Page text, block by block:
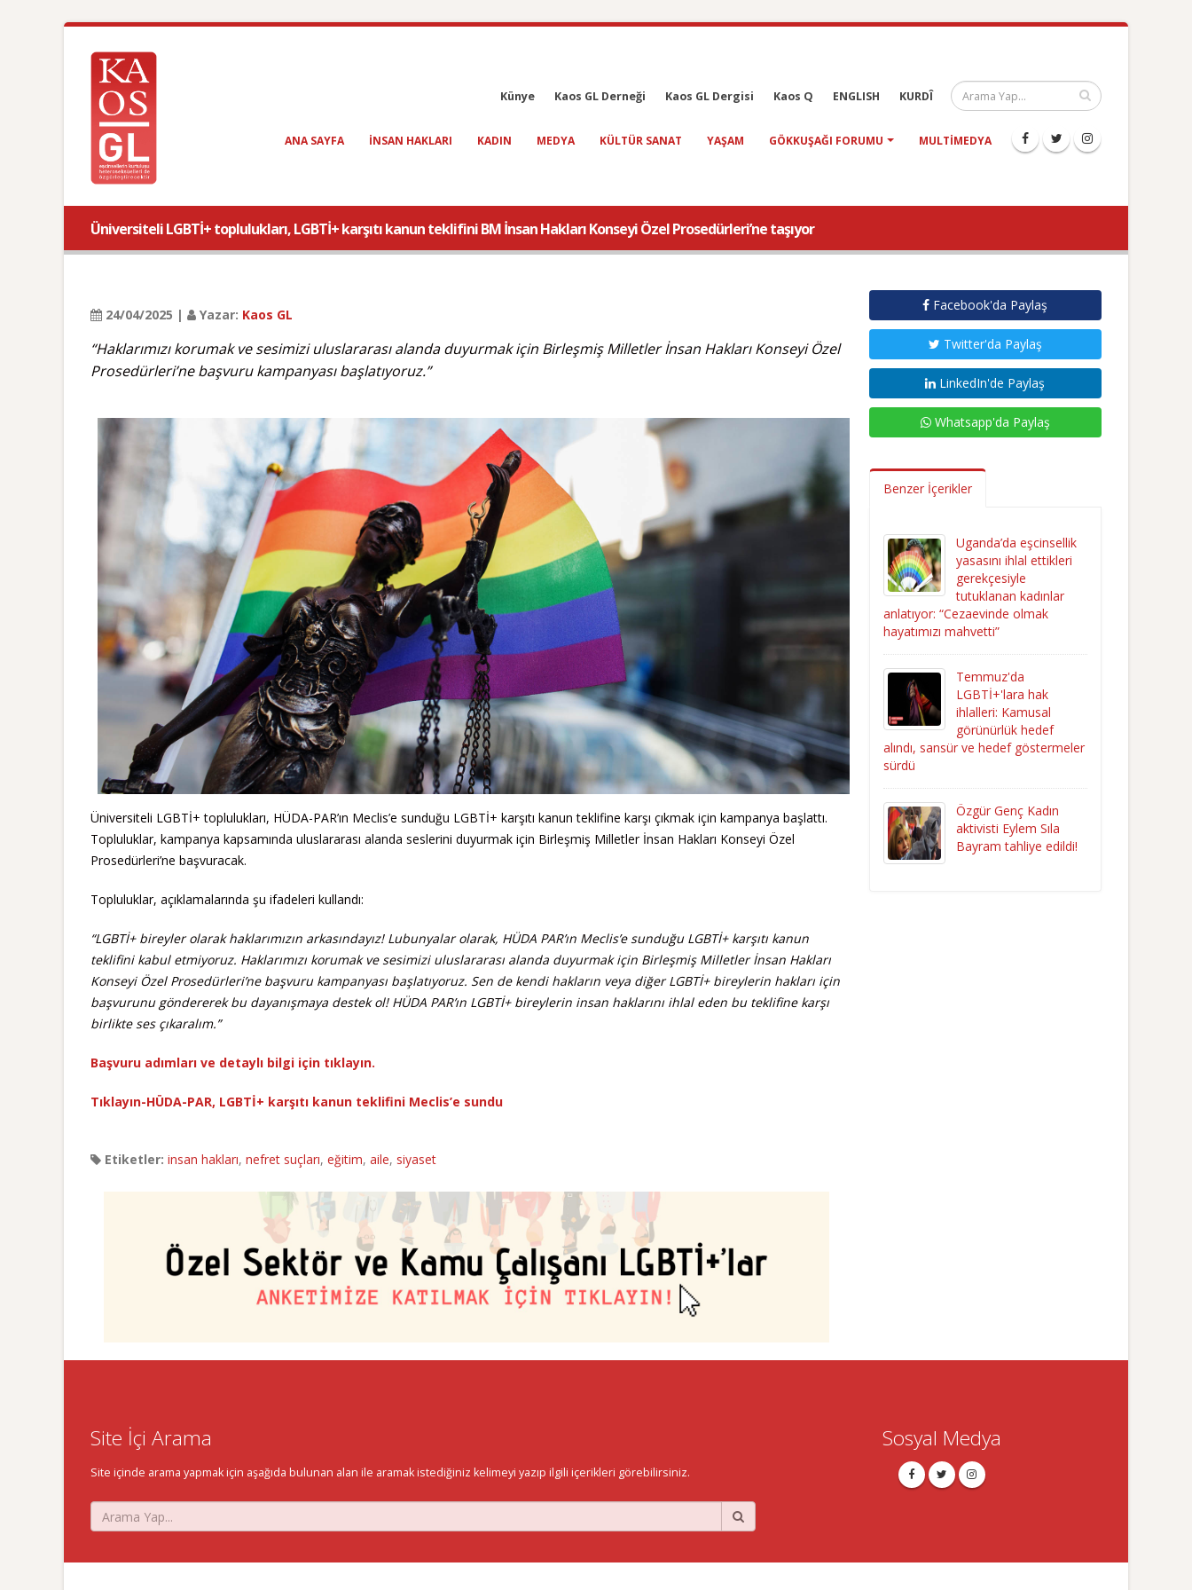
Künye Kaos GL Derneği Kaos GL Dergisi Kaos Q ENGLISH KURDÎ
ANA SAYFA INSAN HAKLARI KADIN MEDYA KÜLTÜR SANAT YAŞAM GÖKKUŞAĞI FORUMU MULTIMEDYA
Üniversiteli LGBTİ+ toplulukları, LGBTİ+ karşıtı kanun teklifini BM İnsan Hakları Konseyi Özel Prosedürleri’ne taşıyor
24/04/2025 | Yazar: Kaos GL
“Haklarımızı korumak ve sesimizi uluslararası alanda duyurmak için Birleşmiş Milletler İnsan Hakları Konseyi Özel
Prosedürleri’ne başvuru kampanyası başlatıyoruz.”
Üniversiteli LGBTİ+ toplulukları, HÜDA-PAR’ın Meclis’e sunduğu LGBTİ+ karşıtı kanun teklifine karşı çıkmak için kampanya başlattı.
Topluluklar, kampanya kapsamında uluslararası alanda seslerini duyurmak için Birleşmiş Milletler İnsan Hakları Konseyi Özel
Prosedürleri’ne başvuracak.
Topluluklar, açıklamalarında şu ifadeleri kullandı:
“LGBTİ+ bireyler olarak haklarımızın arkasındayız! Lubunyalar olarak, HÜDA PAR’ın Meclis’e sunduğu LGBTİ+ karşıtı kanun
teklifini kabul etmiyoruz. Haklarımızı korumak ve sesimizi uluslararası alanda duyurmak için Birleşmiş Milletler İnsan Hakları
Konseyi Özel Prosedürleri’ne başvuru kampanyası başlatıyoruz. Sen de kendi hakların veya diğer LGBTİ+ bireylerin hakları için
başvurunu göndererek bu dayanışmaya destek ol! HÜDA PAR’ın LGBTİ+ bireylerin insan haklarını ihlal eden bu teklifine karşı
birlikte ses çıkaralım.”
Başvuru adımları ve detaylı bilgi için tıklayın.
Tıklayın-HÜDA-PAR, LGBTİ+ karşıtı kanun teklifini Meclis’e sundu
Etiketler: insan hakları, nefret suçları, eğitim, aile, siyaset
Facebook'da Paylaş
Twitter'da Paylaş
LinkedIn'de Paylaş
Whatsapp'da Paylaş
Benzer İçerikler
Uganda’da eşcinsellik
yasasını ihlal ettikleri
gerekçesiyle
tutuklanan kadınlar
anlatıyor: “Cezaevinde olmak
hayatımızı mahvetti”
Temmuz'da
LGBTİ+'lara hak
ihlalleri: Kamusal
görünürlük hedef
alındı, sansür ve hedef göstermeler
sürdü
Özgür Genç Kadın
aktivisti Eylem Sıla
Bayram tahliye edildi!
Site İçi Arama
Site içinde arama yapmak için aşağıda bulunan alan ile aramak istediğiniz kelimeyi yazıp ilgili içerikleri görebilirsiniz.
Sosyal Medya